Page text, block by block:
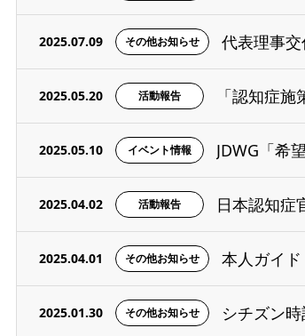
2025.07.09 その他お知らせ 代表理事
2025.05.20 活動報告 「認知症
2025.05.10 イベント情報 JDWG「希
2025.04.02 活動報告 日本認知症
2025.04.01 その他お知らせ 本人ガイ
2025.01.30 その他お知らせ